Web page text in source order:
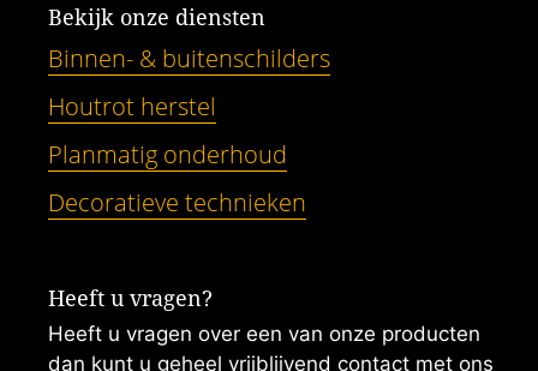
Bekijk onze diensten
Binnen- & buitenschilders
Houtrot herstel
Planmatig onderhoud
Decoratieve technieken
Heeft u vragen?
Heeft u vragen over een van onze producten
dan kunt u geheel vrijblijvend contact met ons